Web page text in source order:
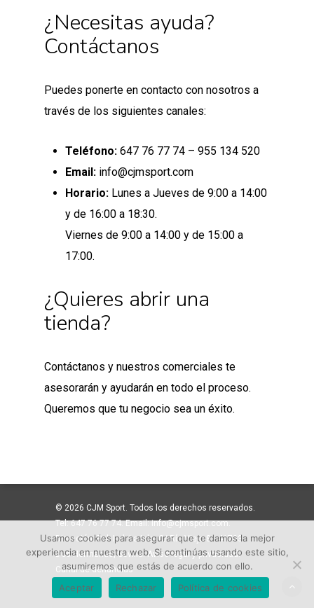
¿Necesitas ayuda?
Contáctanos
Puedes ponerte en contacto con nosotros a
través de los siguientes canales:
Teléfono:647 76 77 74 – 955 134 520
Email:info@cjmsport.com
Horario:Lunes a Jueves de 9:00 a 14:00
y de 16:00 a 18:30.
Viernes de 9:00 a 14:00 y de 15:00 a
17:00.
¿Quieres abrir una
tienda?
Contáctanos y nuestros comerciales te
asesorarán y ayudarán en todo el proceso.
Queremos que tu negocio sea un éxito.
© 2026 CJM Sport. Todos los derechos reservados.
Tel: 647 76 77 74. Email: info@cjmsport.com.
Dirección: Pol. Ind. La Isla. C/ Río Viejo 81 41703
Dos Hermanas, Sevilla. Aviso legal y privacidad.
Canal de denuncias
Usamos cookies para asegurar que te damos la mejor
experiencia en nuestra web. Si continúas usando este sitio,
asumiremos que estás de acuerdo con ello.
Aceptar
Rechazar Política de cookies